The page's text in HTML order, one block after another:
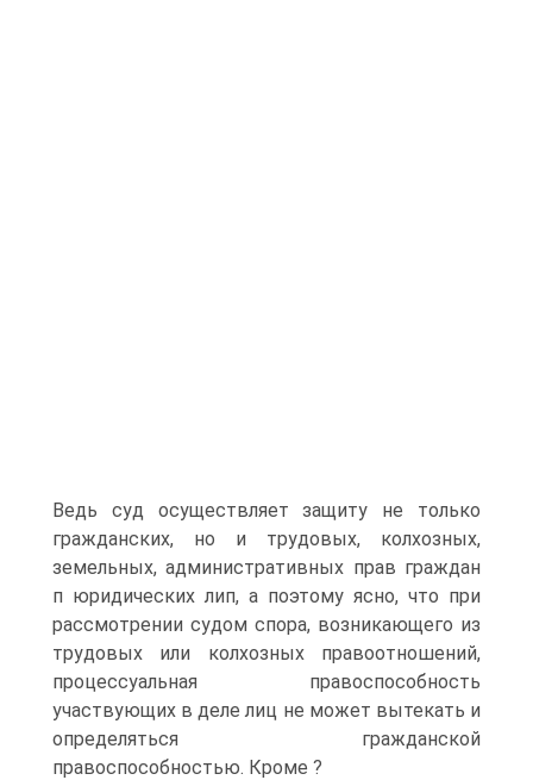
Ведь суд осуществляет защиту не только
гражданских, но и трудовых, колхозных,
земельных, административных прав граждан
п юридических лип, а поэтому ясно, что при
рассмотрении судом спора, возникающего из
трудовых или колхозных правоотношений,
процессуальная правоспособность
участвующих в деле лиц не может вытекать и
определяться гражданской
правоспособностью. Кроме ?